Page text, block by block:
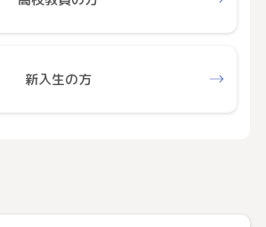
新入生の方